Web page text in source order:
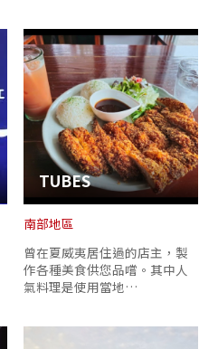
TUBES
南部地區
曾在夏威夷居住過的店主，製
作各種美食供您品嚐。其中人
氣料理是使用當地…